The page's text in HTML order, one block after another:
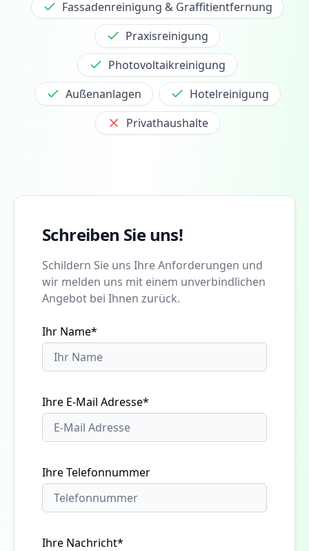
Fassadenreinigung & Graffitientfernung
Praxisreinigung
Photovoltaikreinigung
Außenanlagen
Hotelreinigung
Privathaushalte
Schreiben Sie uns!
Schildern Sie uns Ihre Anforderungen und
wir melden uns mit einem unverbindlichen
Angebot bei Ihnen zurück.
Ihr Name*
Ihre E-Mail Adresse*
Ihre Telefonnummer
Ihre Nachricht*